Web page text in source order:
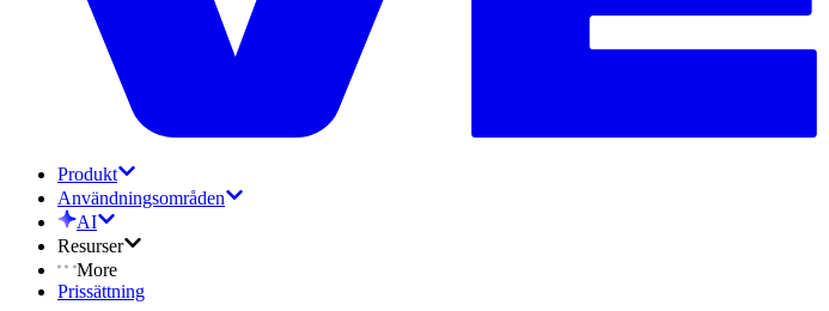
Produkt
Användningsområden
AI
Resurser
More
Prissättning